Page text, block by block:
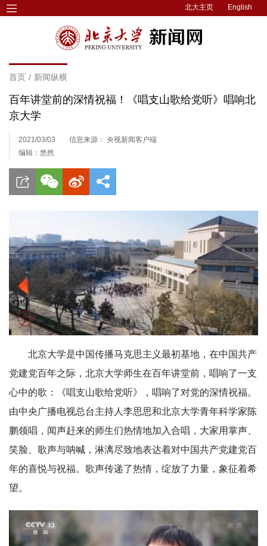
北大主页 English
首页 / 新闻纵横
百年讲堂前的深情祝福！《唱支山歌给党听》唱响北
京大学
2021/03/03
信息来源： 央视新闻客户端
编辑：悠然
北京大学是中国传播马克思主义最初基地，在中国共产
党建党百年之际，北京大学师生在百年讲堂前，唱响了一支
心中的歌：《唱支山歌给党听》，唱响了对党的深情祝福。
由中央广播电视总台主持人李思思和北京大学青年科学家陈
鹏领唱，闻声赶来的师生们热情地加入合唱，大家用掌声、
笑脸、歌声与呐喊，淋漓尽致地表达着对中国共产党建党百
年的喜悦与祝福。歌声传递了热情，绽放了力量，象征着希
望。